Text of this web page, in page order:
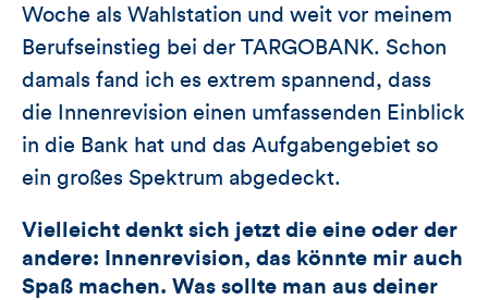
Woche als Wahlstation und weit vor meinem
Berufseinstieg bei der TARGOBANK. Schon
damals fand ich es extrem spannend, dass
die Innenrevision einen umfassenden Einblick
in die Bank hat und das Aufgabengebiet so
ein großes Spektrum abgedeckt.
Vielleicht denkt sich jetzt die eine oder der
andere: Innenrevision, das könnte mir auch
Spaß machen. Was sollte man aus deiner